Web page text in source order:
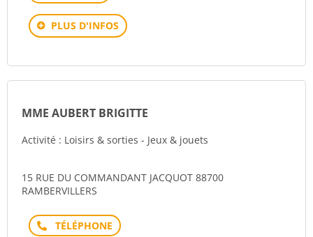
PLUS D'INFOS
MME AUBERT BRIGITTE
Activité : Loisirs & sorties - Jeux & jouets
15 RUE DU COMMANDANT JACQUOT 88700
RAMBERVILLERS
Téléphone